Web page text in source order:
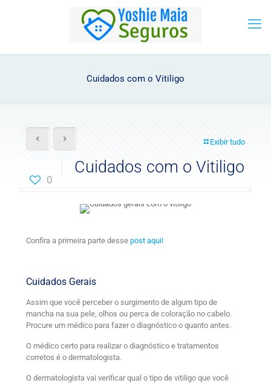
Cuidados com o Vitiligo
Exibir tudo
0
Cuidados com o Vitiligo
Confira a primeira parte desse post aqui!
Cuidados Gerais
Assim que você perceber o surgimento de algum tipo de
mancha na sua pele, olhos ou perca de coloração no cabelo.
Procure um médico para fazer o diagnóstico o quanto antes.
O médico certo para realizar o diagnóstico e tratamentos
corretos é o dermatologista.
O dermatologista vai verificar qual o tipo de vitiligo que você